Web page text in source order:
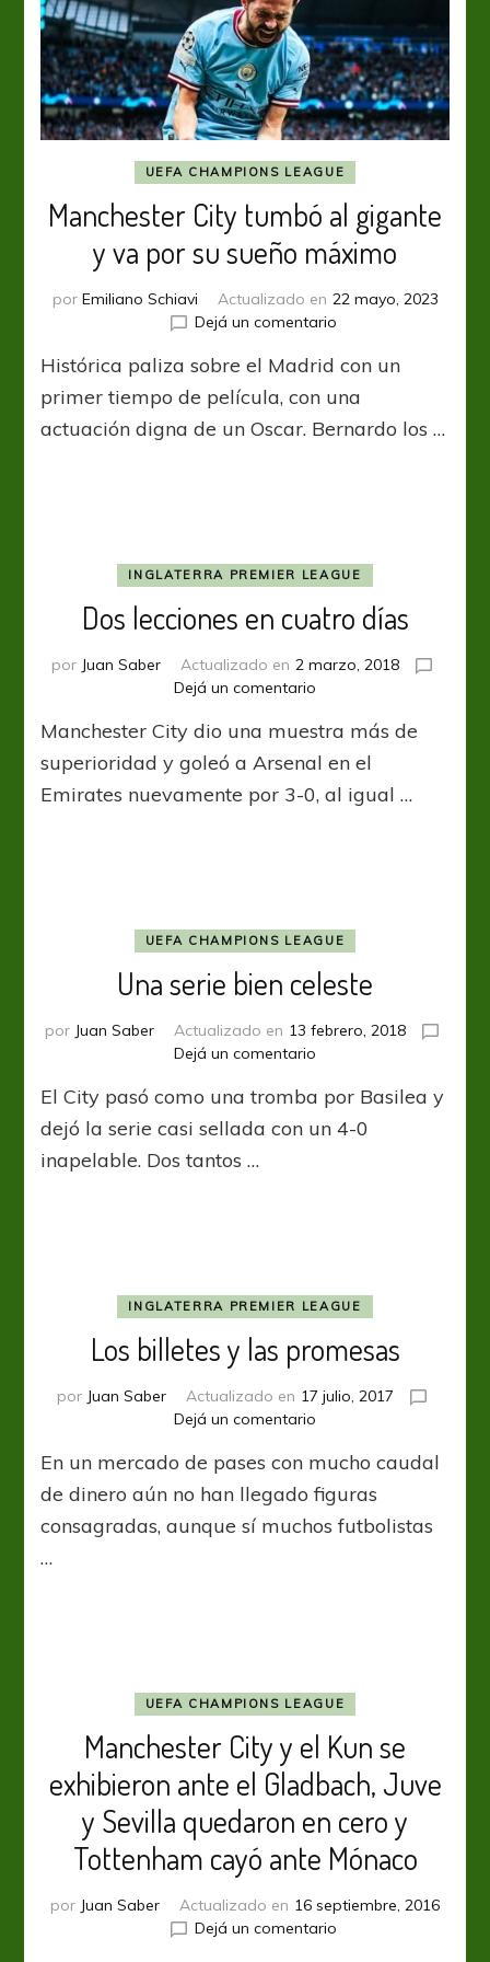
UEFA CHAMPIONS LEAGUE
Manchester City tumbó al gigante
y va por su sueño máximo
por Emiliano Schiavi Actualizado en 22 mayo, 2023
Dejá un comentarioen
City
tumbó
gigante
máximo
Histórica paliza sobre el Madrid con un
primer tiempo de película, con una
actuación digna de un Oscar. Bernardo los …
INGLATERRA PREMIER LEAGUE
Dos lecciones en cuatro días
por Juan Saber Actualizado en 2 marzo, 2018
Dejá un comentario
lecciones
en
días
Manchester City dio una muestra más de
superioridad y goleó a Arsenal en el
Emirates nuevamente por 3-0, al igual …
UEFA CHAMPIONS LEAGUE
Una serie bien celeste
por Juan Saber Actualizado en 13 febrero, 2018
Dejá un comentario
serie
bien
El City pasó como una tromba por Basilea y
dejó la serie casi sellada con un 4-0
inapelable. Dos tantos …
INGLATERRA PREMIER LEAGUE
Los billetes y las promesas
por Juan Saber Actualizado en 17 julio, 2017
Dejá un comentario
billetes
y
las
promesas
En un mercado de pases con mucho caudal
de dinero aún no han llegado figuras
consagradas, aunque sí muchos futbolistas
…
UEFA CHAMPIONS LEAGUE
Manchester City y el Kun se
exhibieron ante el Gladbach, Juve
y Sevilla quedaron en cero y
Tottenham cayó ante Mónaco
por Juan Saber Actualizado en 16 septiembre, 2016
Dejá un comentarioen